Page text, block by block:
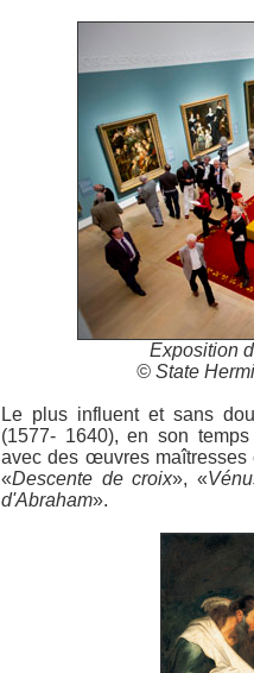
Exposition
© State
Le plus influent et sans
(1577- 1640), en son
avec des œuvres
«Descente de croix», «
d'Abraham».